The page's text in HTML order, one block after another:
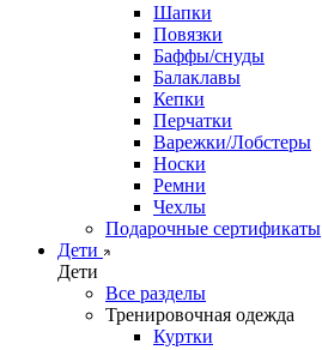
Шапки
Повязки
Баффы/снуды
Балаклавы
Кепки
Перчатки
Варежки/Лобстеры
Носки
Ремни
Чехлы
Подарочные сертификаты
Дети
Дети
Все разделы
Тренировочная одежда
Куртки